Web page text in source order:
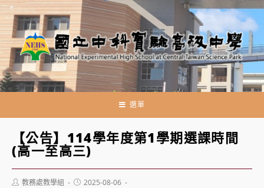
跳
轉
至
主
要
內
選單
【公告】114學年度第1學期選課時間
(高一至高三)
Post教務處教學組
Post2025-08-06